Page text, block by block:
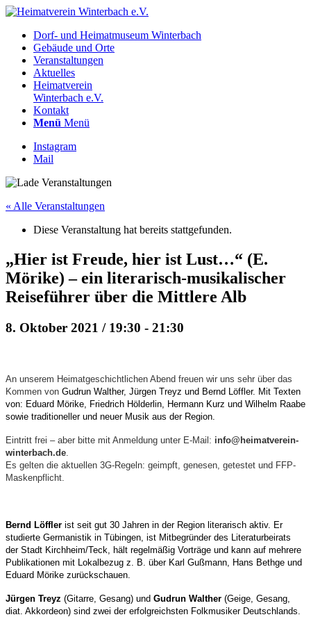
Dorf- und Heimatmuseum Winterbach
Gebäude und Orte
Veranstaltungen
Aktuelles
Heimatverein
Winterbach e.V.
Kontakt
Menü Menü
Instagram
Mail
« Alle Veranstaltungen
Diese Veranstaltung hat bereits stattgefunden.
„Hier ist Freude, hier ist Lust…“ (E.
Mörike) – ein literarisch-musikalischer
Reiseführer über die Mittlere Alb
8. Oktober 2021 / 19:30 - 21:30
An unserem Heimatgeschichtlichen Abend freuen wir uns sehr über das
Kommen von Gudrun Walther, Jürgen Treyz und Bernd Löffler. Mit Texten
von: Eduard Mörike, Friedrich Hölderlin, Hermann Kurz und Wilhelm Raabe
sowie traditioneller und neuer Musik aus der Region.
Eintritt frei – aber bitte mit Anmeldung unter E-Mail: info@heimatverein-
winterbach.de
Es gelten die aktuellen 3G-Regeln: geimpft, genesen, getestet und FFP-
Maskenpflicht.
Bernd Löffler ist seit gut 30 Jahren in der Region literarisch aktiv. Er
studierte Germanistik in Tübingen, ist Mitbegründer des Literaturbeirats
der Stadt Kirchheim/Teck, hält regelmäßig Vorträge und kann auf mehrere
Publikationen mit Lokalbezug z. B. über Karl Gußmann, Hans Bethge und
Eduard Mörike zurückschauen.
Jürgen Treyz (Gitarre, Gesang) und Gudrun Walther (Geige, Gesang,
diat. Akkordeon) sind zwei der erfolgreichsten Folkmusiker Deutschlands.